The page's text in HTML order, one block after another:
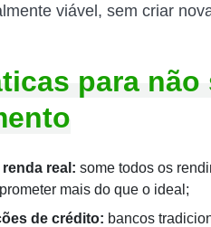
viável, sem criar
para
real: some todos os
mais do que o ideal;
de crédito: bancos